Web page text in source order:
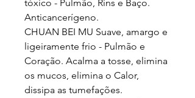
tóxico - Pulmão, Rins e Baço.
Anticancerígeno.
CHUAN BEI MU Suave, amargo e
ligeiramente frio - Pulmão e
Coração. Acalma a tosse, elimina
os mucos, elimina o Calor,
dissipa as tumefações.